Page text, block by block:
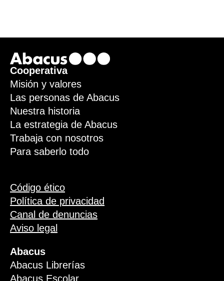
Footer
Cooperativa
Misión y valores
Las personas de Abacus
Nuestra historia
La estrategia de Abacus
Trabaja con nosotros
Para saberlo todo
Código ético
Política de privacidad
Canal de denuncias
Aviso legal
Abacus
Abacus Librerías
Abacus Escolar